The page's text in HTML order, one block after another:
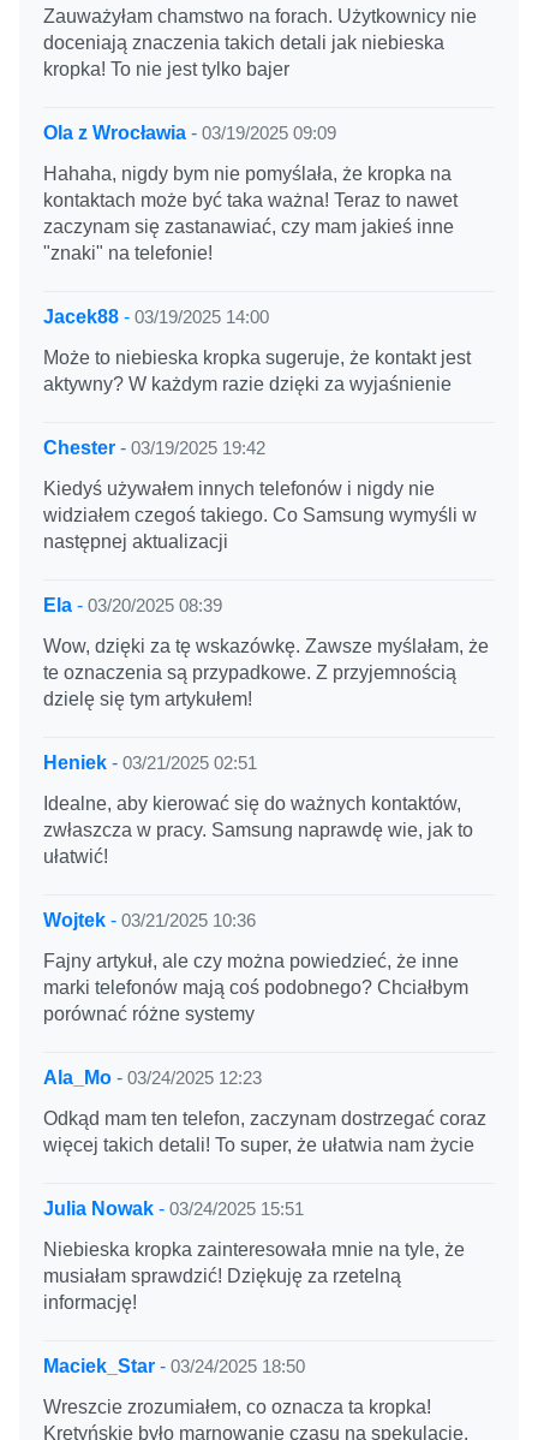
Zauważyłam chamstwo na forach. Użytkownicy nie
doceniają znaczenia takich detali jak niebieska
kropka! To nie jest tylko bajer
Ola z Wrocławia - 03/19/2025 09:09
Hahaha, nigdy bym nie pomyślała, że kropka na
kontaktach może być taka ważna! Teraz to nawet
zaczynam się zastanawiać, czy mam jakieś inne
"znaki" na telefonie!
Jacek88 - 03/19/2025 14:00
Może to niebieska kropka sugeruje, że kontakt jest
aktywny? W każdym razie dzięki za wyjaśnienie
Chester - 03/19/2025 19:42
Kiedyś używałem innych telefonów i nigdy nie
widziałem czegoś takiego. Co Samsung wymyśli w
następnej aktualizacji
Ela - 03/20/2025 08:39
Wow, dzięki za tę wskazówkę. Zawsze myślałam, że
te oznaczenia są przypadkowe. Z przyjemnością
dzielę się tym artykułem!
Heniek - 03/21/2025 02:51
Idealne, aby kierować się do ważnych kontaktów,
zwłaszcza w pracy. Samsung naprawdę wie, jak to
ułatwić!
Wojtek - 03/21/2025 10:36
Fajny artykuł, ale czy można powiedzieć, że inne
marki telefonów mają coś podobnego? Chciałbym
porównać różne systemy
Ala_Mo - 03/24/2025 12:23
Odkąd mam ten telefon, zaczynam dostrzegać coraz
więcej takich detali! To super, że ułatwia nam życie
Julia Nowak - 03/24/2025 15:51
Niebieska kropka zainteresowała mnie na tyle, że
musiałam sprawdzić! Dziękuję za rzetelną
informację!
Maciek_Star - 03/24/2025 18:50
Wreszcie zrozumiałem, co oznacza ta kropka!
Kretyńskie było marnowanie czasu na spekulacje.